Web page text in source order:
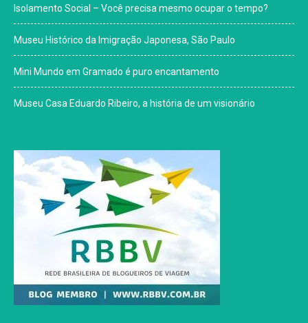
Isolamento Social – Você precisa mesmo ocupar o tempo?
Museu Histórico da Imigração Japonesa, São Paulo
Mini Mundo em Gramado é puro encantamento
Museu Casa Eduardo Ribeiro, a história de um visionário